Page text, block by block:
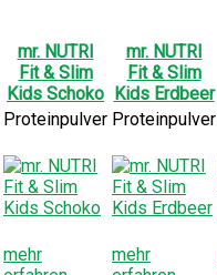
mr. NUTRI
Fit & Slim
Kids Schoko
mr. NUTRI
Fit & Slim
Kids Erdbeer
Proteinpulver Proteinpulver
mehr
mehr